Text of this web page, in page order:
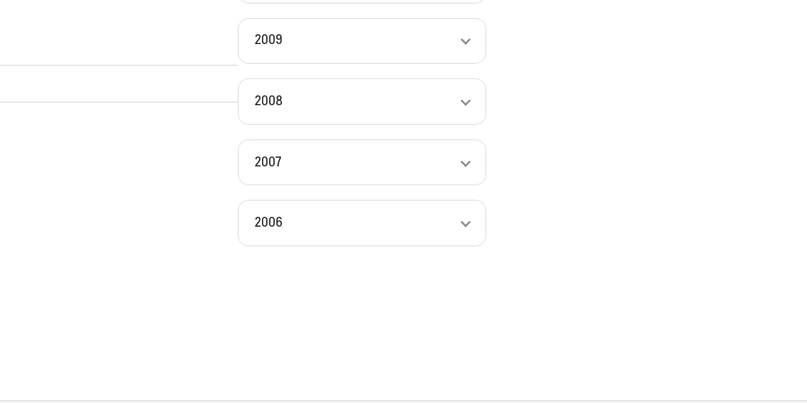
2009
2008
2007
2006